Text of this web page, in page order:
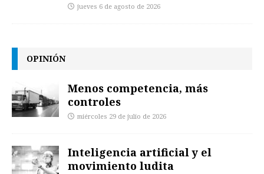
jueves 6 de agosto de 2026
OPINIÓN
Menos competencia, más
controles
miércoles 29 de julio de 2026
Inteligencia artificial y el
movimiento ludita